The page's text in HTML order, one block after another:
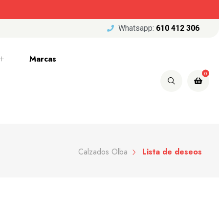
Whatsapp: 610 412 306
Marcas
0
Calzados Olba Lista de deseos